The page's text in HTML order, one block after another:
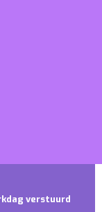
verstuurd